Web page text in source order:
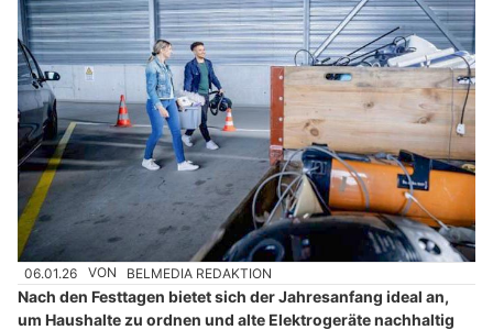
06.01.26 VON BELMEDIA REDAKTION
Nach den Festtagen bietet sich der Jahresanfang ideal an,
um Haushalte zu ordnen und alte Elektrogeräte nachhaltig